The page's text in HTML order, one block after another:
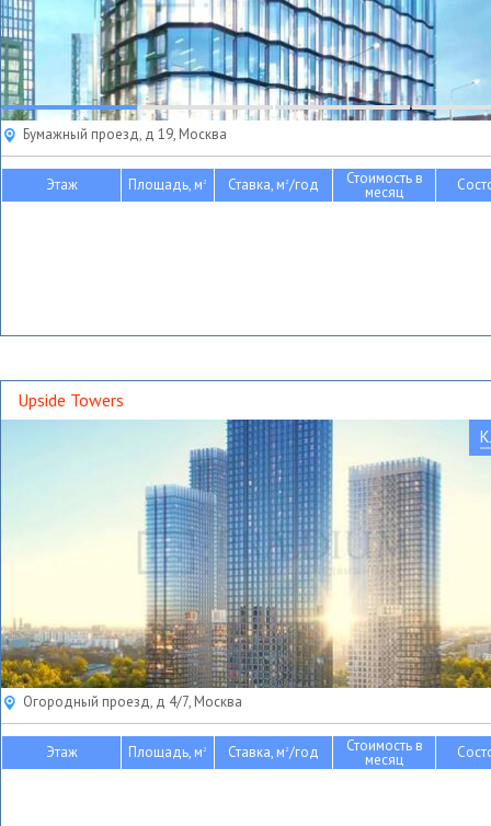
Бумажный проезд, д 19, Москва
Этаж Площадь, м2 Ставка, м2/год Стоимость в
месяц
Upside Towers
Огородный проезд, д 4/7, Москва
Этаж Площадь, м2 Ставка, м2/год Стоимость в
месяц